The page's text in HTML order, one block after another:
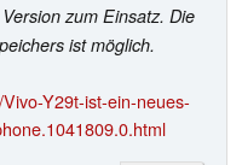
zum Einsatz. Die
ist möglich.
Y29t-ist-ein-neues-